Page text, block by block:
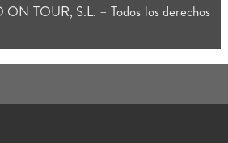
TOUR, S.L. – Todos los derechos